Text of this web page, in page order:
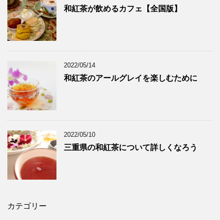
和紅茶が飲めるカフェ【全国版】
2022/05/14
和紅茶のアールグレイを楽しむために
2022/05/10
三重県の和紅茶について詳しくなろう
カテゴリー